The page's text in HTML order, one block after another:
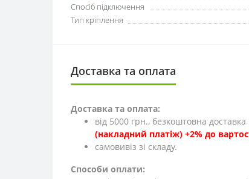
Спосіб підключення
Тип кріплення
Доставка та оплата
Доставка та оплата:
від 5000 грн., безкоштовна
(накладний платіж) +2% до
cамовивіз зі складу.
Способи оплати: